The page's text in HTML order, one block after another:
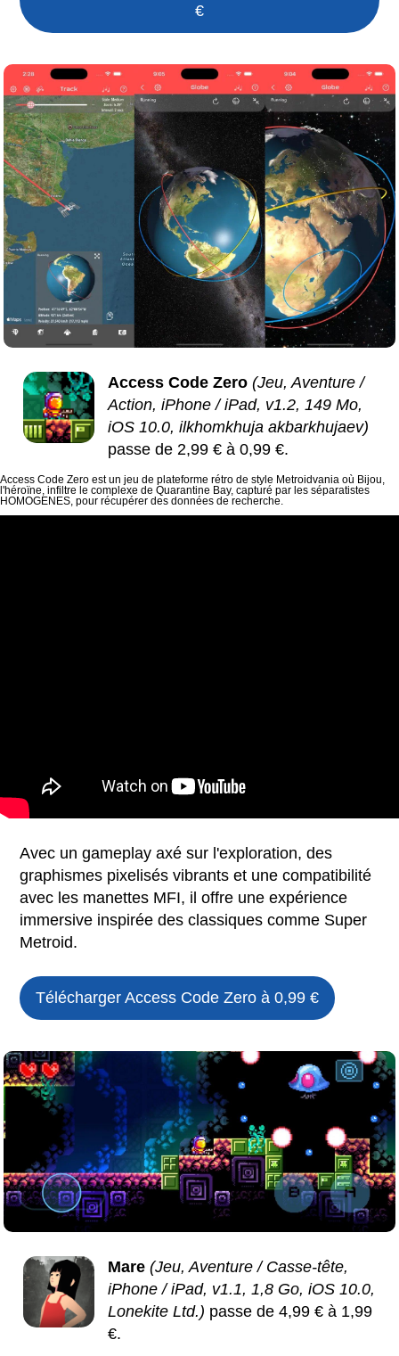
€
Access Code Zero (Jeu, Aventure /
Action, iPhone / iPad, v1.2, 149 Mo,
iOS 10.0, ilkhomkhuja akbarkhujaev)
passe de 2,99 € à 0,99 €.
Access Code Zero est un jeu de plateforme rétro de style Metroidvania où Bijou,
l'héroïne, infiltre le complexe de Quarantine Bay, capturé par les séparatistes
HOMOGENES, pour récupérer des données de recherche.
Avec un gameplay axé sur l'exploration, des
graphismes pixelisés vibrants et une compatibilité
avec les manettes MFI, il offre une expérience
immersive inspirée des classiques comme Super
Metroid.
TéléchargerAccess Code Zero à 0,99 €
Mare (Jeu, Aventure / Casse-tête,
iPhone / iPad, v1.1, 1,8 Go, iOS 10.0,
Lonekite Ltd.) passe de 4,99 € à 1,99
€.